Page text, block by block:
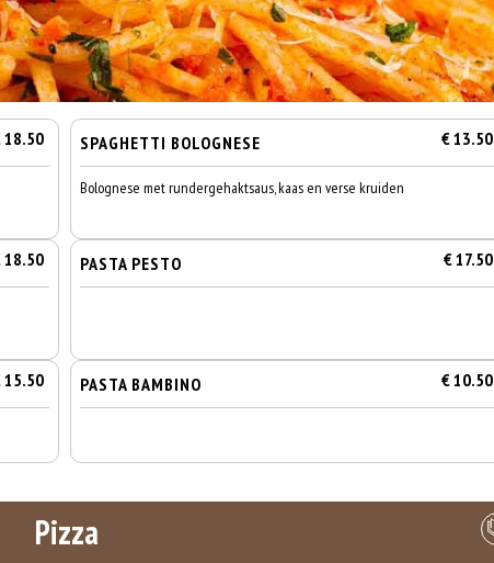
18.50 SPAGHETTI BOLOGNESE € 13.50
Bolognese met rundergehaktsaus, kaas en verse kruiden
18.50 PASTA PESTO € 17.50
15.50 PASTA BAMBINO € 10.50
Pizza